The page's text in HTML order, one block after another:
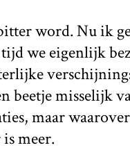
word. Nu ik
we eigenlijk
beetje misselijk
maar
meer.